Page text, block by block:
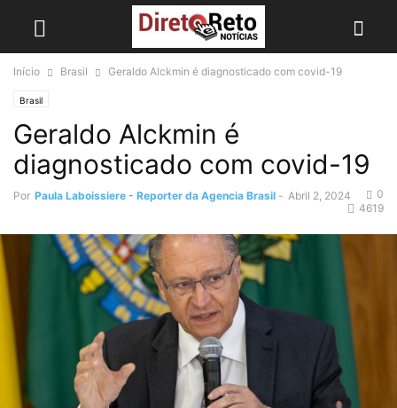
Início Brasil Geraldo Alckmin é diagnosticado com covid-19
Brasil
Geraldo Alckmin é
diagnosticado com covid-19
Por Paula Laboissiere - Reporter da Agencia Brasil - Abril 2, 2024
0
4619